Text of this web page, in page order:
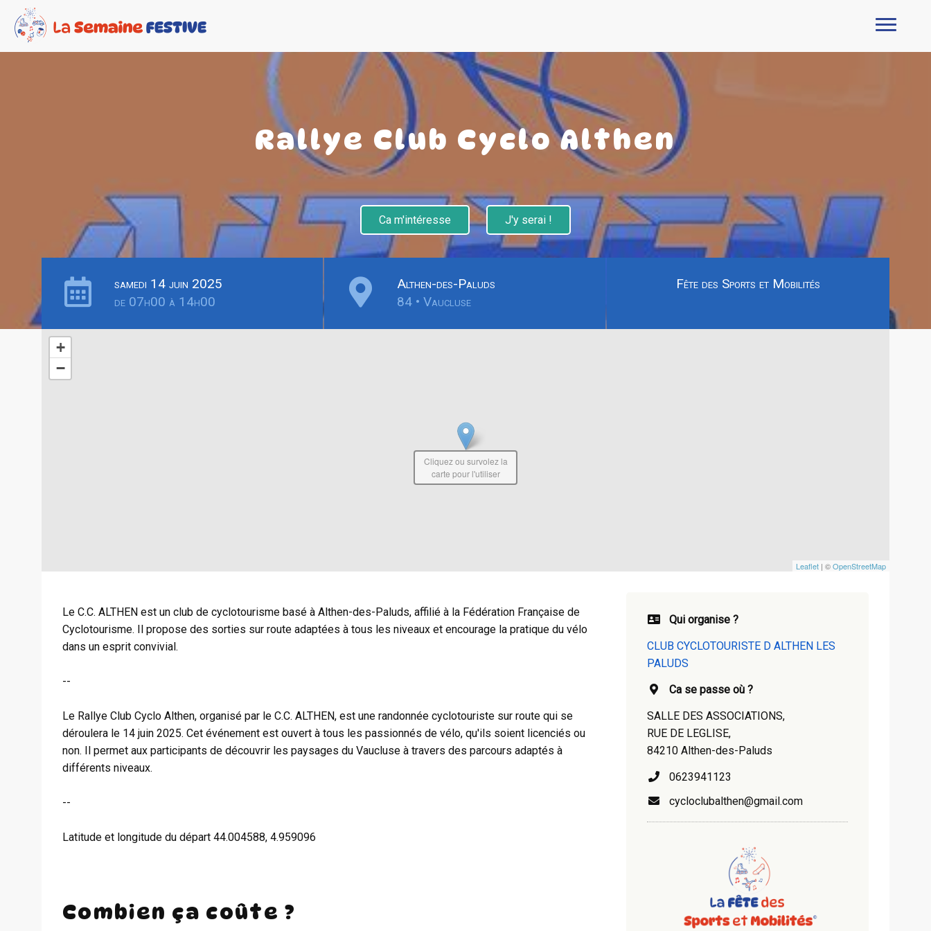
Rallye Club Cyclo Althen
Ca m'intéresse J'y serai !
samedi 14 juin 2025
de 07h00 à 14h00
Althen-des-Paluds
84 • Vaucluse
Fête des Sports et Mobilités
+
−
Leaflet | ©OpenStreetMap
Cliquez ou survolez la
carte pour l'utiliser
Le C.C. ALTHEN est un club de cyclotourisme basé à Althen-des-Paluds, affilié à la Fédération Française de
Cyclotourisme. Il propose des sorties sur route adaptées à tous les niveaux et encourage la pratique du vélo
dans un esprit convivial.
--
Le Rallye Club Cyclo Althen, organisé par le C.C. ALTHEN, est une randonnée cyclotouriste sur route qui se
déroulera le 14 juin 2025. Cet événement est ouvert à tous les passionnés de vélo, qu'ils soient licenciés ou
non. Il permet aux participants de découvrir les paysages du Vaucluse à travers des parcours adaptés à
différents niveaux.
--
Latitude et longitude du départ 44.004588, 4.959096
Combien ça coûte ?
Qui organise ?
CLUB CYCLOTOURISTE D ALTHEN LES
PALUDS
Ca se passe où ?
SALLE DES ASSOCIATIONS,
RUE DE LEGLISE,
84210 Althen-des-Paluds
0623941123
cycloclubalthen@gmail.com